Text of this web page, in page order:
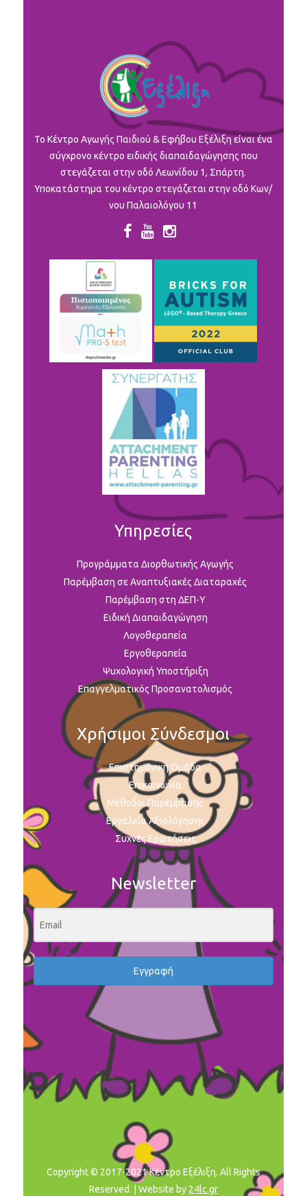
To Κέντρο Αγωγής Παιδιού & Εφήβου Εξέλιξη είναι ένα
σύγχρονο κέντρο ειδικής διαπαιδαγώγησης που
στεγάζεται στην οδό Λεωνίδου 1, Σπάρτη.
Υποκατάστημα του κέντρο στεγάζεται στην οδό Κων/
νου Παλαιολόγου 11
Υπηρεσίες
Προγράμματα Διορθωτικής Αγωγής
Παρέμβαση σε Αναπτυξιακές Διαταραχές
Παρέμβαση στη ΔΕΠ-Υ
Ειδική Διαπαιδαγώγηση
Λογοθεραπεία
Εργοθεραπεία
Ψυχολογική Υποστήριξη
Επαγγελματικός Προσανατολισμός
Χρήσιμοι Σύνδεσμοι
Επιστημονική Ομάδα
Επικοινωνία
Μέθοδοι Παρέμβασης
Εργαλεία Αξιολόγησης
Συχνές Ερωτήσεις
Newsletter
Εγγραφή
Copyright © 2017-2021 Κέντρο Εξέλιξη. All Rights
Reserved. | Website by 24lc.gr